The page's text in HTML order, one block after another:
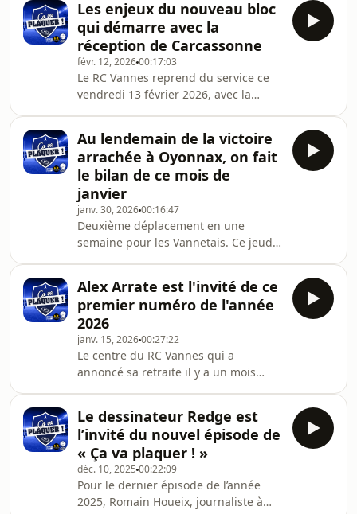
deuxième de Pro D2, on vous propose
l’avant-match complet avec notre
invité Wilfrid Lahaye, l’homme chargé
de détecter les futurs talents du RC
Vannes.
Les enjeux du nouveau bloc
qui démarre avec la
réception de Carcassonne
févr. 12, 202600:17:03
Le RC Vannes reprend du service ce
vendredi 13 février 2026, avec la
d'Anthony Bouthier, enjeux de ce
nouveau bloc... Romain Houeix,
journaliste à Hit West et Océane,
Juliette Michenaud et Jean-Luc Loury
d'Ouest-France font le point après ces
deux semaines de pause.
Au lendemain de la victoire
arrachée à Oyonnax, on fait
le bilan de ce mois de
janvier
janv. 30, 202600:16:47
Deuxième déplacement en une
semaine pour les Vannetais. Ce jeudi
semaine après sa victoire sur le fil
face à Grenoble.
Alex Arrate est l'invité de ce
premier numéro de l'année
2026
janv. 15, 202600:27:22
Le centre du RC Vannes qui a
annoncé sa retraite il y a un mois
Houeix, journaliste à Hit West et
Océane, Juliette Michenaud et Jean-
Luc Loury d'Ouest-France, ils
débriefent la première victoire de
l'année face à Mont-de-Marsan et se
projettent sur la réception de Brive
Le dessinateur Redge est
l’invité du nouvel épisode de
« Ça va plaquer ! »
déc. 10, 2025 00:22:09
Pour le dernier épisode de l’année
2025, Romain Houeix, journaliste à